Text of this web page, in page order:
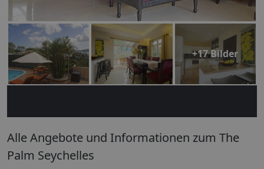
+17 Bilder
Alle Angebote und Informationen zum The
Palm Seychelles